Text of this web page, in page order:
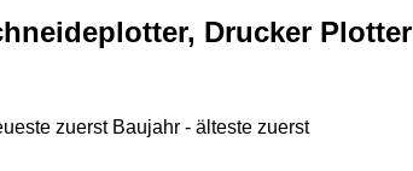
Drucker Plotter
zuerst Baujahr - älteste zuerst